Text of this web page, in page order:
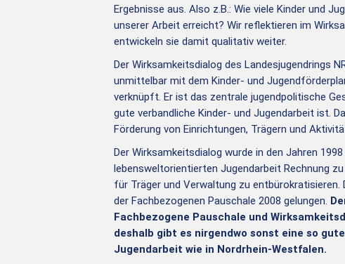
Ergebnisse aus. Also z.B.: Wie viele Kinder und
unserer Arbeit erreicht? Wir reflektieren im
entwickeln sie damit qualitativ weiter.
Der Wirksamkeitsdialog des Landesjugendrings
unmittelbar mit dem Kinder- und
verknüpft. Er ist das zentrale jugendpolitische
gute verbandliche Kinder- und Jugendarbeit ist.
Förderung von Einrichtungen, Trägern und
Der Wirksamkeitsdialog wurde in den Jahren
lebensweltorientierten Jugendarbeit Rechnung
für Träger und Verwaltung zu
der Fachbezogenen Pauschale 2008 gelungen.
Fachbezogene Pauschale und
deshalb gibt es nirgendwo sonst eine so
Jugendarbeit wie in Nordrhein-Westfalen.